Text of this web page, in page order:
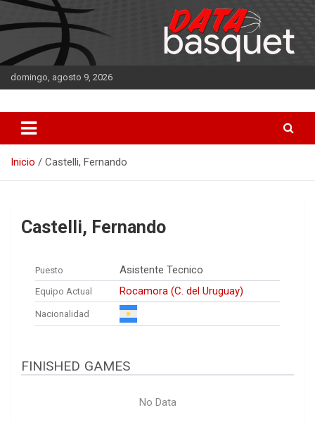
Saltar
al
contenido
domingo, agosto 9, 2026
DATA Basquet
Inicio Castelli, Fernando
Castelli, Fernando
Puesto Asistente Tecnico
Equipo Actual Rocamora (C. del Uruguay)
Nacionalidad
FINISHED GAMES
No Data